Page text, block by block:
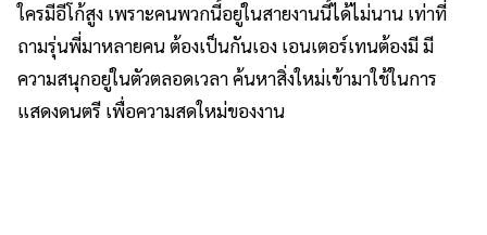
ใครมีอีโก้สูง เพราะคนพวกนี้อยู่ในสายงานนี้ได้ไม่นาน เท่าที่
ถามรุ่นพี่มาหลายคน ต้องเป็นกันเอง เอนเตอร์เทนต้องมี มี
ความสนุกอยู่ในตัวตลอดเวลา ค้นหาสิ่งใหม่เข้ามาใช้ในการ
แสดงดนตรี เพื่อความสดใหม่ของงาน